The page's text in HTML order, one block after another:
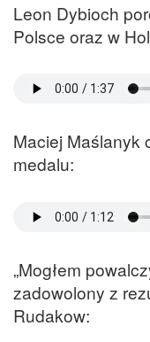
Leon Dybioch
Polsce oraz w
Maciej Maślanyk
medalu:
„Mogłem
zadowolony z
Rudakow: